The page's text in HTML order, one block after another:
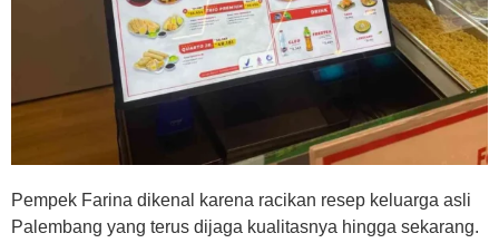
Pempek Farina dikenal karena racikan resep keluarga asli
Palembang yang terus dijaga kualitasnya hingga sekarang.